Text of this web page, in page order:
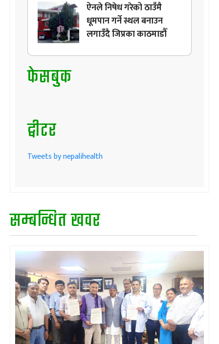
ऐनले निषेध गरेको ठाउँमै
धूमपान गर्ने स्थल बनाउन
लगाउँदै जिप्रका काठमाडौँ
फेसबुक
ट्वीटर
Tweets by nepalihealth
सम्बन्धित खवर